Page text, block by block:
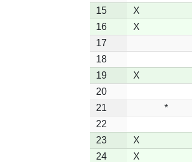
15
X
16
X
17
18
19
X
20
21
*
22
23
X
24
X